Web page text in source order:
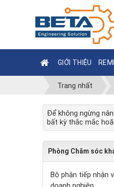
GIỚI THIỆU
Trang nhất
Để không ngừng
bất kỳ thắc mắc
Phòng Chăm sóc
Bộ phận tiếp nhận